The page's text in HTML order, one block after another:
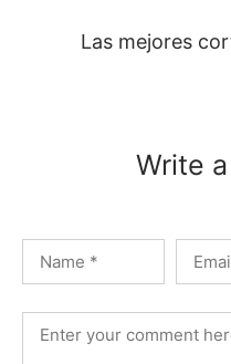
v
Write